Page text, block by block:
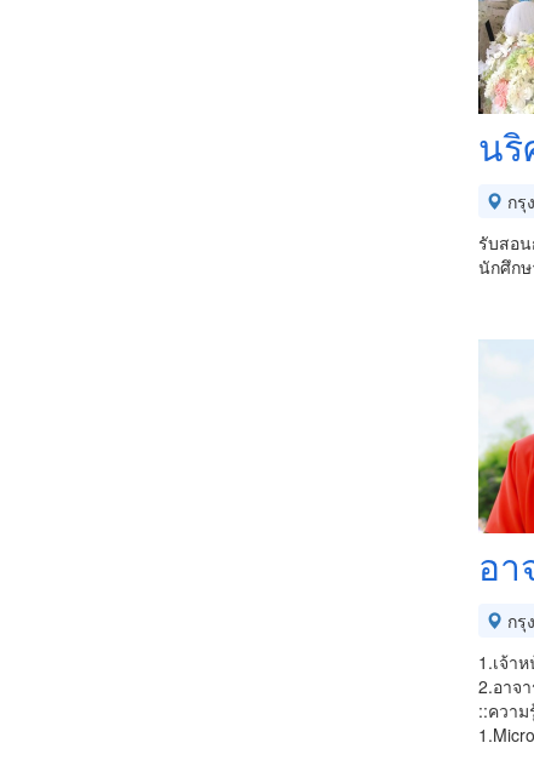
นริ
กรุ
รับสอ
นักศึก
อา
กรุ
1.เจ้า
2.อาจ
::ควา